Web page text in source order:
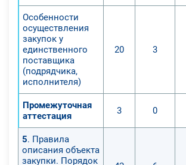
Особенности
осуществления
закупок у
единственного
поставщика
(подрядчика,
исполнителя)
20 3
Промежуточная
аттестация
3 0
5. Правила
описания объекта
закупки. Порядок